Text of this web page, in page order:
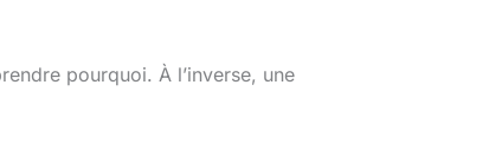
pourquoi. À l’inverse, une